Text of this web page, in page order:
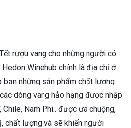
rượu vang cho những người có
Winehub chính là địa chỉ ở
bạn những sản phẩm chất lượng
dòng vang hảo hạng được nhập
Chile, Nam Phi.. được ưa chuộng,
chất lượng và sẽ khiến người